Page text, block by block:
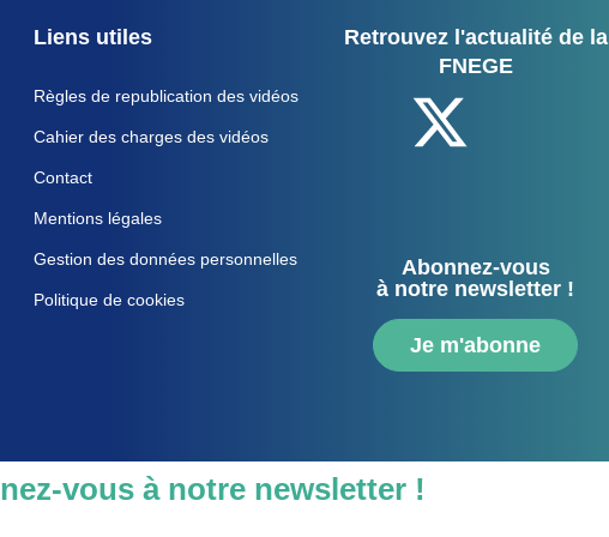
Liens utiles
Règles de republication des vidéos
Cahier des charges des vidéos
Contact
Mentions légales
Gestion des données personnelles
Politique de cookies
Retrouvez l'actualité de la
FNEGE
Abonnez-vous
à notre newsletter !
Je m'abonne
vous à notre newsletter !